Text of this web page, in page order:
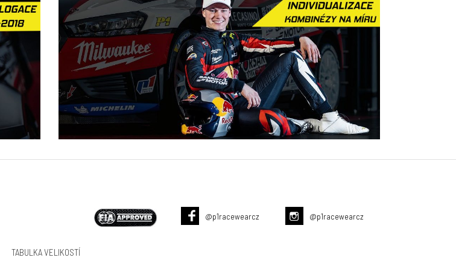
@p1racewearcz @p1racewearcz
TABULKA VELIKOSTÍ